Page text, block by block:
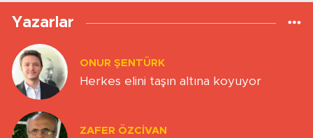
Yazarlar
ONUR ŞENTÜRK
Herkes elini taşın altına koyuyor
ZAFER ÖZCIVAN